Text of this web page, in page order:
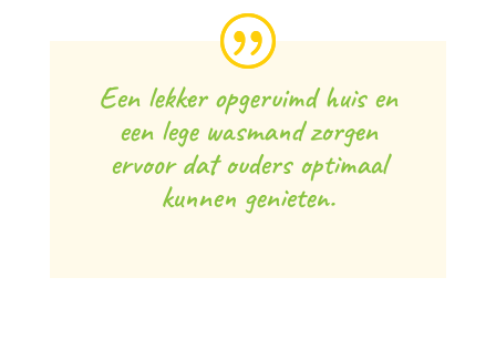
Een lekker opgeruimd huis en
een lege wasmand zorgen
ervoor dat ouders optimaal
kunnen genieten.